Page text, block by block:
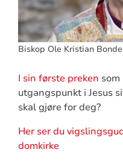
Biskop Ole Kristian
I sin første preken
utgangspunkt i Jesus
skal gjøre for deg?
Her ser du
domkirke